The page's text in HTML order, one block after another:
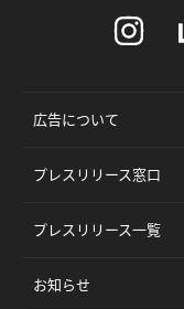
広告について
プレスリリース窓口
プレスリリース一覧
お知らせ